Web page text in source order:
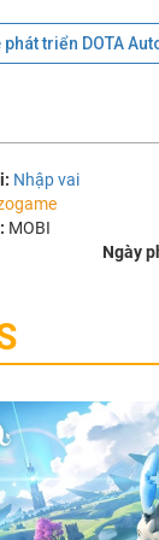
phát triển DOTA
Nhập vai
MOBI
Ngày